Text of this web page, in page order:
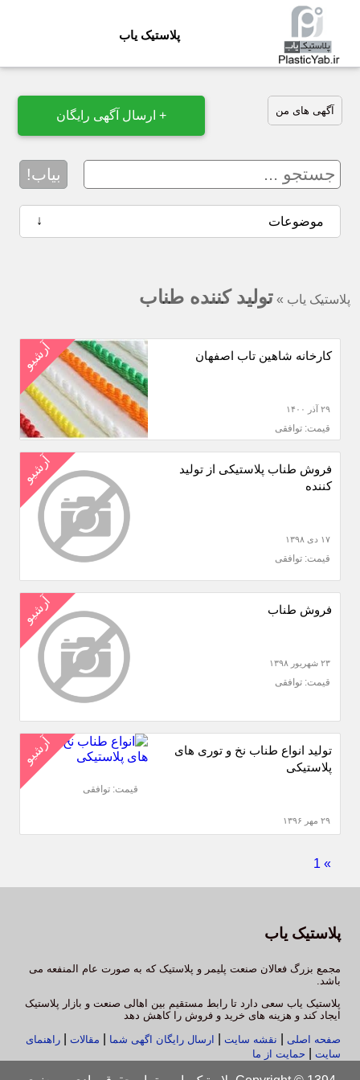
پلاستیک یاب
آگهی های من + ارسال آگهی رایگان
بیاب!
↓ موضوعات
پلاستیک یاب » تولید کننده طناب
آرشیو کارخانه شاهین تاب اصفهان
۲۹ آذر ۱۴۰۰
قیمت: توافقی
آرشیو
فروش طناب پلاستیکی از تولید
کننده
۱۷ دی ۱۳۹۸
قیمت: توافقی
آرشیو فروش طناب
۲۳ شهریور ۱۳۹۸
قیمت: توافقی
آرشیو
تولید انواع طناب نخ‌ و توری های
پلاستیکی
۲۹ مهر ۱۳۹۶
قیمت: توافقی
»
1
پلاستیک یاب
مجمع بزرگ فعالان صنعت پلیمر و پلاستیک که به صورت عام المنفعه می
باشد.
پلاستیک یاب سعی دارد تا رابط مستقیم بین اهالی صنعت و بازار پلاستیک
ایجاد کند و هزینه های خرید و فروش را کاهش دهد
صفحه اصلی
نقشه سایت ارسال رایگان اگهی شما مقالات
راهنمای
سایت
حمایت از ما